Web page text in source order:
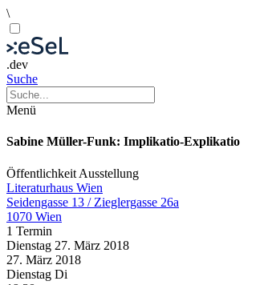
\
.dev
Suche
Menü
Sabine Müller-Funk: Implikatio-Explikatio
Öffentlichkeit Ausstellung
Literaturhaus Wien
Seidengasse 13 / Zieglergasse 26a
1070 Wien
1 Termin
Dienstag 27. März 2018
27. März 2018
Dienstag Di